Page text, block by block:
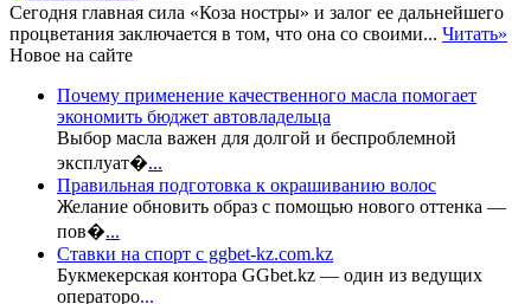
Сегодня главная сила «Коза ностры» и залог ее дальнейшего
процветания заключается в том, что она со своими... Читать»
Новое на сайте
Почему применение качественного масла помогает
экономить бюджет автовладельца
Выбор масла важен для долгой и беспроблемной
эксплуат�...
Правильная подготовка к окрашиванию волос
Желание обновить образ с помощью нового оттенка —
пов�...
Ставки на спорт с ggbet-kz.com.kz
Букмекерская контора GGbet.kz — один из ведущих
операторо...